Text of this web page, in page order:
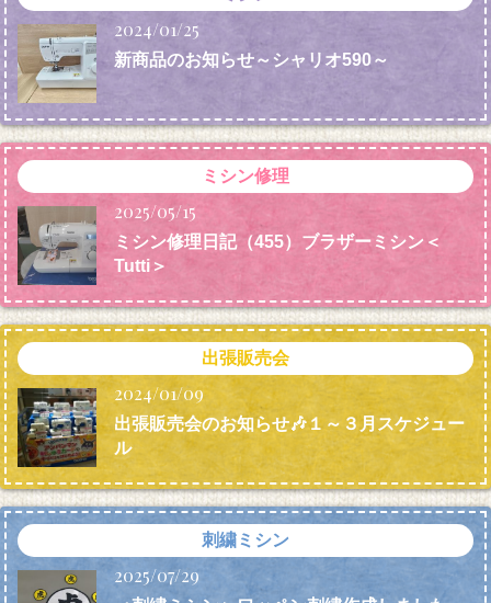
2024/01/25
新商品のお知らせ～シャリオ590～
ミシン修理
2025/05/15
ミシン修理日記（455）ブラザーミシン＜
Tutti＞
出張販売会
2024/01/09
出張販売会のお知らせ🎶１～３月スケジュー
ル
刺繍ミシン
2025/07/29